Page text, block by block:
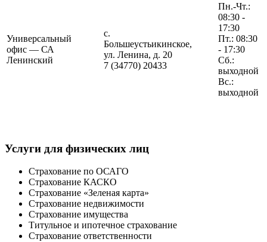
Универсальный
офис — СА
Ленинский
с.
Большеустьикинское,
ул. Ленина, д. 20
7 (34770) 20433
Пн.-Чт.:
08:30 -
17:30
Пт.: 08:30
- 17:30
Сб.:
выходной
Вс.:
выходной
Услуги для физических лиц
Страхование по ОСАГО
Страхование КАСКО
Страхование «Зеленая карта»
Страхование недвижимости
Страхование имущества
Титульное и ипотечное страхование
Страхование ответственности